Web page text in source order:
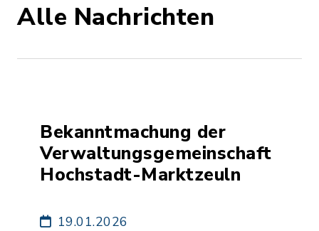
Alle Nachrichten
Bekanntmachung der
Verwaltungsgemeinschaft
Hochstadt-Marktzeuln
19.01.2026